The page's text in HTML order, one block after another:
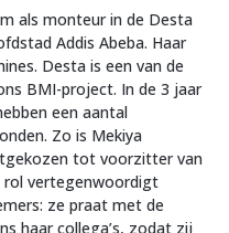
als monteur in de Desta
Addis Abeba. Haar
Desta is een van de
BMI-project. In de 3 jaar
een aantal
Zo is Mekiya
tot voorzitter van
rol vertegenwoordigt
ze praat met de
haar collega’s, zodat zij